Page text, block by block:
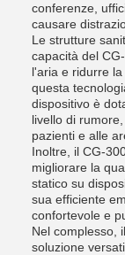
conferenze,
causare
Le strutture
capacità del
l'aria e ridurre
questa
dispositivo è
livello di
pazienti e alle
Inoltre, il CG-
migliorare la
statico su
sua efficiente
confortevole e
Nel complesso,
soluzione